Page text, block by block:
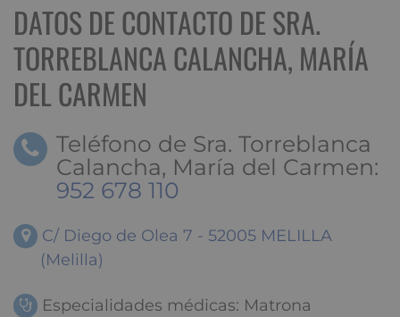
DATOS DE CONTACTO DE SRA.
TORREBLANCA CALANCHA, MARÍA
DEL CARMEN
Teléfono de Sra. Torreblanca
Calancha, María del Carmen:
952 678 110
C/ Diego de Olea 7 - 52005 MELILLA
(Melilla)
Especialidades médicas: Matrona